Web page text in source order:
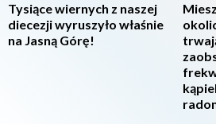
Tysiące wiernych z naszej
diecezji wyruszyło właśnie
na Jasną Górę!